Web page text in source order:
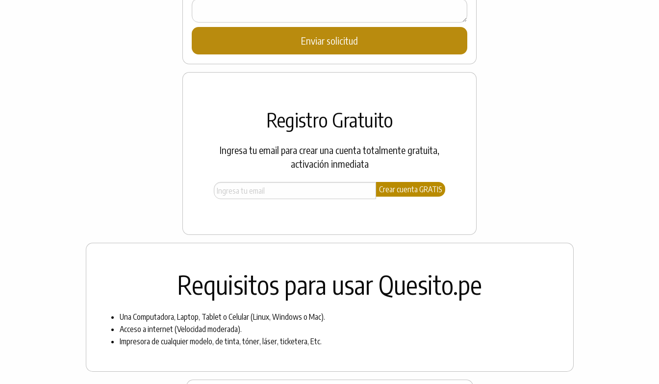
Registro Gratuito
Ingresa tu email para crear una cuenta totalmente gratuita,
activación inmediata
Requisitos para usar Quesito.pe
Una Computadora, Laptop, Tablet o Celular (Linux, Windows o Mac).
Acceso a internet (Velocidad moderada).
Impresora de cualquier modelo, de tinta, tóner, láser, ticketera, Etc.